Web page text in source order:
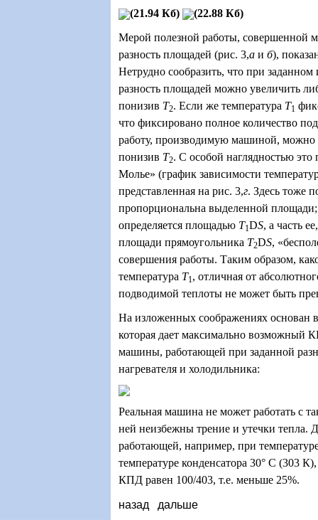
(21.94 Кб)
(22.88 Кб)
Мерой полезной работы, совершенной
разность площадей (рис. 3,а и б),
Нетрудно сообразить, что при
разность площадей можно увеличить
понизив T2. Если же температура T1
что фиксировано полное количество
работу, производимую машиной, можно
понизив T2. С особой наглядностью это
Молье» (график зависимости
представленная на рис. 3,г. Здесь тоже
пропорциональна выделенной
определяется площадью T1DS, а часть
площади прямоугольника T2DS,
совершения работы. Таким образом,
температура T1, отличная от
подводимой теплоты не может быть
На изложенных соображениях основан
которая дает максимально возможный
машины, работающей при заданной
нагревателя и холодильника:
Реальная машина не может работать с
ней неизбежны трение и утечки тепла.
работающей, например, при
температуре конденсатора 30° C (303
КПД равен 100/403, т.е. меньше 25%.
назад дальше